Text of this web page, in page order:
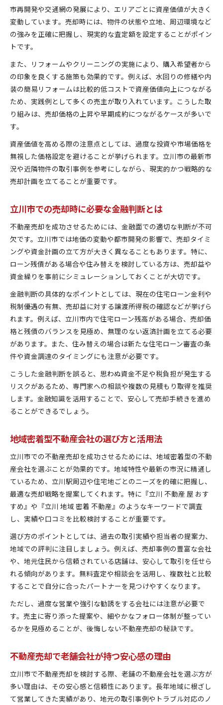
市再開発や交通網の発展により、エリアごとに資産価値が大きく
変動しています。売却時には、物件の状態や立地、周辺環境など
の強みを正確に把握し、現実的な査定額を設定することがポイン
トです。
また、リフォームやクリーニングの実施により、購入希望者から
の印象を良くする施策も効果的です。例えば、水回りの修繕や内
装の簡易リフォームは比較的低コストで資産価値向上につながる
ため、実践例として多くの売主が取り入れています。こうした取
り組みは、売却価格の上昇や早期成約につながるケースが多いで
す。
資産価値を高める際の注意点としては、過度な投資や市場価格を
無視した価格設定を避けることが挙げられます。立川市の最新市
況や近隣物件の取引事例を参考にしながら、現実的かつ戦略的な
売却計画を立てることが重要です。
立川市での売却時に必要な金融判断とは
不動産売却を成功させるためには、金融面での適切な判断が不可
欠です。立川市では地価の変動や都市開発の影響で、売却タイミ
ングや資金計画の立て方が大きく異なることもあります。特に、
ローン残債がある場合や住み替えを検討している方は、売却益や
資金繰りを事前にシミュレーションしておくことが大切です。
金融判断の具体的なポイントとしては、現在の住宅ローン金利や
税制優遇の有無、売却益に対する譲渡所得税の確認などが挙げら
れます。例えば、立川市内で住宅ローン残高がある場合、売却価
格と残債のバランスを見極め、無理のない返済計画を立てる必要
があります。また、住み替えの場合は新たな住宅ローン審査の条
件や資金調達のタイミングにも注意が必要です。
こうした金融判断を誤ると、思わぬ資金不足や税負担が発生する
リスクがあるため、専門家への相談や複数の見積もり取得を推奨
します。金融知識を活用することで、安心して売却手続きを進め
ることができるでしょう。
地域密着型不動産会社の選び方と活用法
立川市での不動産売却を成功させるためには、地域密着型の不動
産会社を選ぶことが効果的です。地域特性や最新の市況に精通し
ているため、立川駅周辺や住宅地ごとのニーズを的確に把握し、
最適な売却戦略を提案してくれます。特に『立川 不動産 屋 おす
すめ』や『立川 地域 密着 不動産』のようなキーワードで調査
し、実績や口コミを比較検討することが重要です。
選び方のポイントとしては、過去の取引実績や担当者の提案力、
地域での評判に注目しましょう。例えば、売却事例の豊富な会社
や、地元住民から信頼されている店舗は、安心して取引を任せら
れる傾向があります。無料査定や相談会を活用し、複数社と比較
することで自分に合ったパートナーを見つけやすくなります。
ただし、過度な営業や強引な勧誘をする会社には注意が必要で
す。売主に寄り添った提案や、細やかなフォロー体制が整ってい
るかを見極めることが、後悔しない不動産売却の秘訣です。
不動産売却で老舗会社が持つ安心感の理由
立川市で不動産売却を検討する際、老舗の不動産会社を選ぶ方が
多い理由は、その安心感と信頼性にあります。長年地域に根ざし
て営業してきた実績があり、地元の取引事例やトラブル対応のノ